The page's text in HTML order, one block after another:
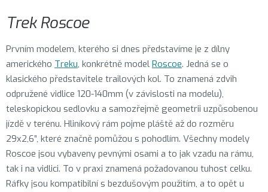
Trek Roscoe
Prvním modelem, kterého si dnes představíme je z dílny
amerického Treku, konkrétně model Roscoe. Jedná se o
klasického představitele trailových kol. To znamená zdvih
odpružené vidlice 120-140mm (v závislosti na modelu),
teleskopickou sedlovku a samozřejmě geometrii uzpůsobenou
jízdě v terénu. Hliníkový rám pojme pláště až do rozměru
29x2,6”, které značně pomůžou s pohodlím. Všechny modely
Roscoe jsou vybaveny pevnými osami a to jak vzadu na rámu,
tak i na vidlici. To v praxi znamená požadovanou tuhost celku.
Ráfky jsou kompatibilní s bezdušovým použitím, a to opět u